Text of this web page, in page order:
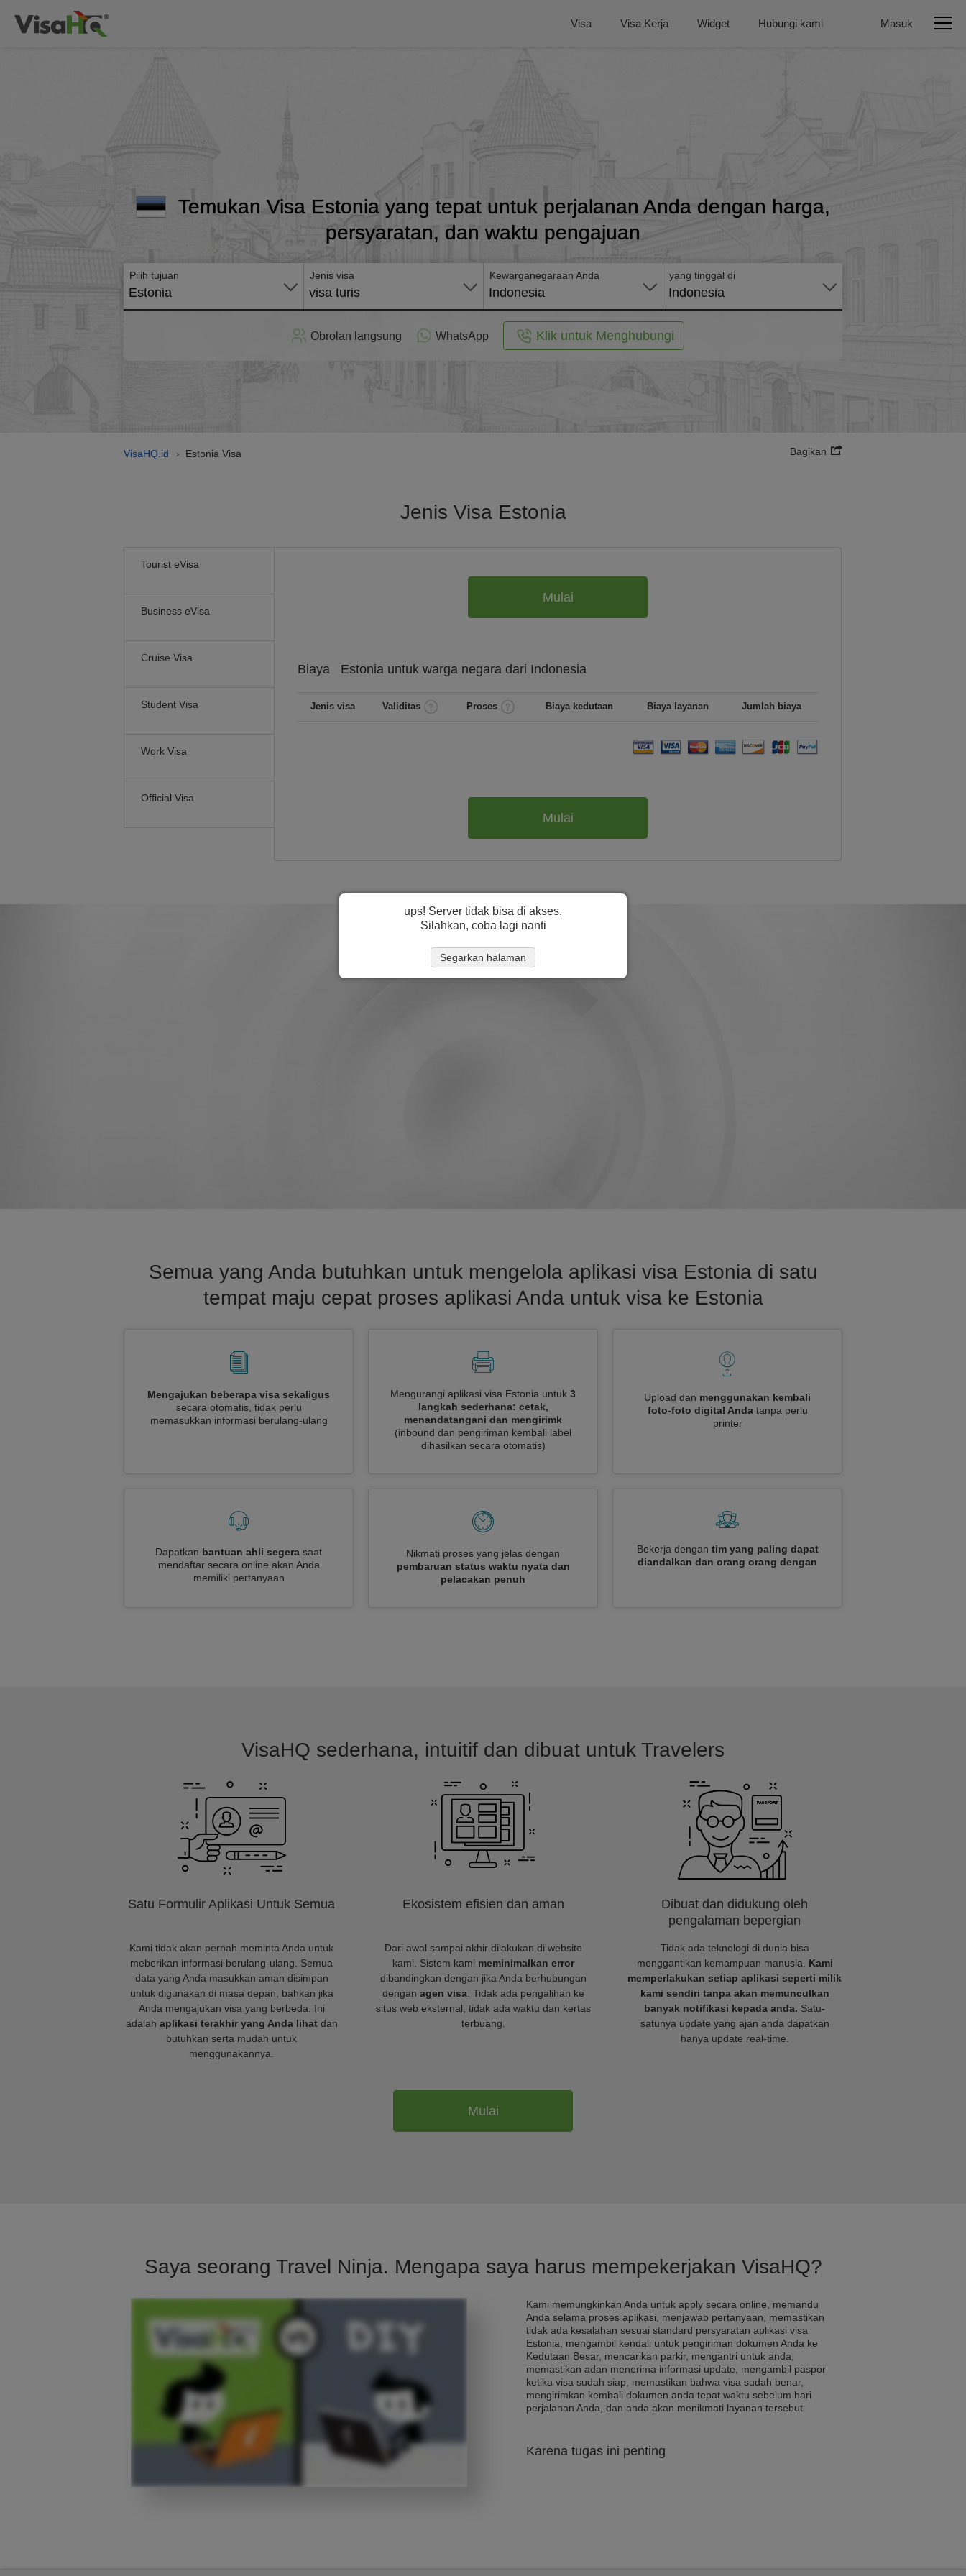
Visa Visa Kerja Widget Hubungi kami Masuk
Temukan Visa Estonia yang tepat untuk perjalanan Anda dengan harga,
persyaratan, dan waktu pengajuan
Pilih tujuan
Estonia
Jenis visa
visa turis
Kewarganegaraan Anda
Indonesia
yang tinggal di
Indonesia
Terapkan
Obrolan langsung WhatsApp Klik untuk Menghubungi
VisaHQ.id › Estonia Visa Bagikan
Jenis Visa Estonia
Tourist eVisa
Business eVisa
Cruise Visa
Student Visa
Work Visa
Official Visa
Mulai
Biaya Estonia untuk warga negara dari Indonesia
Jenis visa Validitas Proses Biaya kedutaan Biaya layanan Jumlah biaya
Mulai
Semua yang Anda butuhkan untuk mengelola aplikasi visa Estonia di satu
tempat maju cepat proses aplikasi Anda untuk visa ke Estonia
Mengajukan beberapa visa sekaligus
secara otomatis, tidak perlu
memasukkan informasi berulang-ulang
Mengurangi aplikasi visa Estonia untuk 3
langkah sederhana: cetak,
menandatangani dan mengirimk
(inbound dan pengiriman kembali label
dihasilkan secara otomatis)
Upload dan menggunakan kembali
foto-foto digital Andatanpa perlu
printer
Dapatkan bantuan ahli segera saat
mendaftar secara online akan Anda
memiliki pertanyaan
Nikmati proses yang jelas dengan
pembaruan status waktu nyata dan
pelacakan penuh
Bekerja dengan tim yang paling dapat
diandalkan dan orang orang dengan
VisaHQ sederhana, intuitif dan dibuat untuk Travelers
Satu Formulir Aplikasi Untuk Semua
Kami tidak akan pernah meminta Anda untuk
meberikan informasi berulang-ulang. Semua
data yang Anda masukkan aman disimpan
untuk digunakan di masa depan, bahkan jika
Anda mengajukan visa yang berbeda. Ini
adalah aplikasi terakhir yang Anda lihatdan
butuhkan serta mudah untuk
menggunakannya.
Ekosistem efisien dan aman
Dari awal sampai akhir dilakukan di website
kami. Sistem kami meminimalkan error
dibandingkan dengan jika Anda berhubungan
dengan agen visa. Tidak ada pengalihan ke
situs web eksternal, tidak ada waktu dan kertas
terbuang.
Dibuat dan didukung oleh
pengalaman bepergian
Tidak ada teknologi di dunia bisa
menggantikan kemampuan manusia. Kami
memperlakukan setiap aplikasi seperti milik
kami sendiri tanpa akan memunculkan
banyak notifikasi kepada anda. Satu-
satunya update yang ajan anda dapatkan
hanya update real-time.
Mulai
Saya seorang Travel Ninja. Mengapa saya harus mempekerjakan VisaHQ?
Kami memungkinkan Anda untuk apply secara online, memandu
Anda selama proses aplikasi, menjawab pertanyaan, memastikan
tidak ada kesalahan sesuai standard persyaratan aplikasi visa
Estonia, mengambil kendali untuk pengiriman dokumen Anda ke
Kedutaan Besar, mencarikan parkir, mengantri untuk anda,
memastikan adan menerima informasi update, mengambil paspor
ketika visa sudah siap, memastikan bahwa visa sudah benar,
mengirimkan kembali dokumen anda tepat waktu sebelum hari
perjalanan Anda, dan anda akan menikmati layanan tersebut
Karena tugas ini penting
ups! Server tidak bisa di akses.
Silahkan, coba lagi nanti
Segarkan halaman